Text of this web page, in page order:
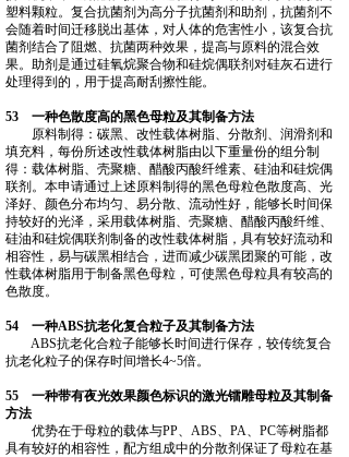
塑料颗粒。复合抗菌剂为高分子抗菌剂和助剂，抗菌剂不
会随着时间迁移脱出基体，对人体的危害性小，该复合抗
菌剂结合了阻燃、抗菌两种效果，提高与原料的混合效
果。助剂是通过硅氧烷聚合物和硅烷偶联剂对硅灰石进行
处理得到的，用于提高耐刮擦性能。
53 一种色散度高的黑色母粒及其制备方法
原料制得：碳黑、改性载体树脂、分散剂、润滑剂和
填充料，每份所述改性载体树脂由以下重量份的组分制
得：载体树脂、壳聚糖、醋酸丙酸纤维素、硅油和硅烷偶
联剂。本申请通过上述原料制得的黑色母粒色散度高、光
泽好、颜色分布均匀、易分散、流动性好，能够长时间保
持较好的光泽，采用载体树脂、壳聚糖、醋酸丙酸纤维、
硅油和硅烷偶联剂制备的改性载体树脂，具有较好流动和
相容性，易与碳黑相结合，进而减少碳黑团聚的可能，改
性载体树脂用于制备黑色母粒，可使黑色母粒具有较高的
色散度。
54 一种ABS抗老化复合粒子及其制备方法
ABS抗老化合粒子能够长时间进行保存，较传统复合
抗老化粒子的保存时间增长4~5倍。
55 一种带有夜光效果颜色标识的激光镭雕母粒及其制备
方法
优势在于母粒的载体与PP、ABS、PA、PC等树脂都
具有较好的相容性，配方组成中的分散剂保证了母粒在基